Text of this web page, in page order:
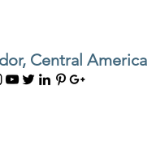
Central America